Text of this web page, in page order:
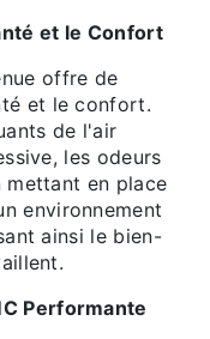
et le Confort
offre de
et le confort.
de l'air
les odeurs
mettant en place
environnement
ainsi le bien-
Performante